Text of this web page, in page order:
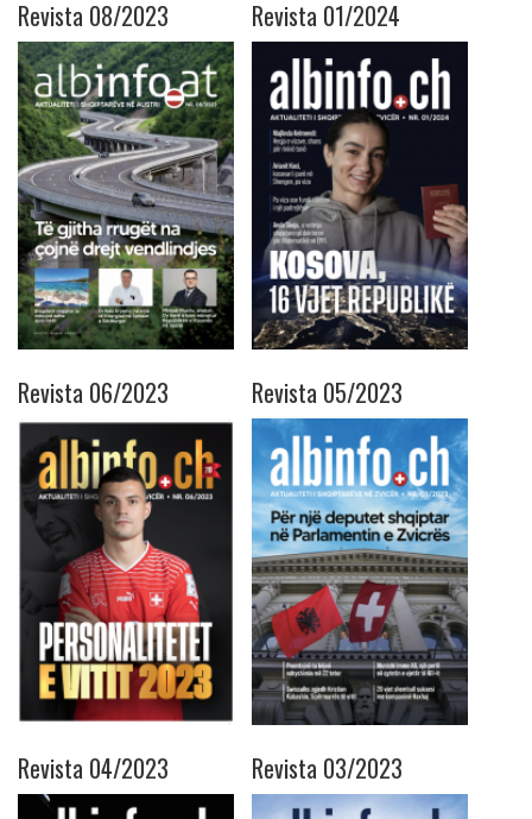
Revista 08/2023 Revista 01/2024
Revista 06/2023 Revista 05/2023
Revista 04/2023 Revista 03/2023